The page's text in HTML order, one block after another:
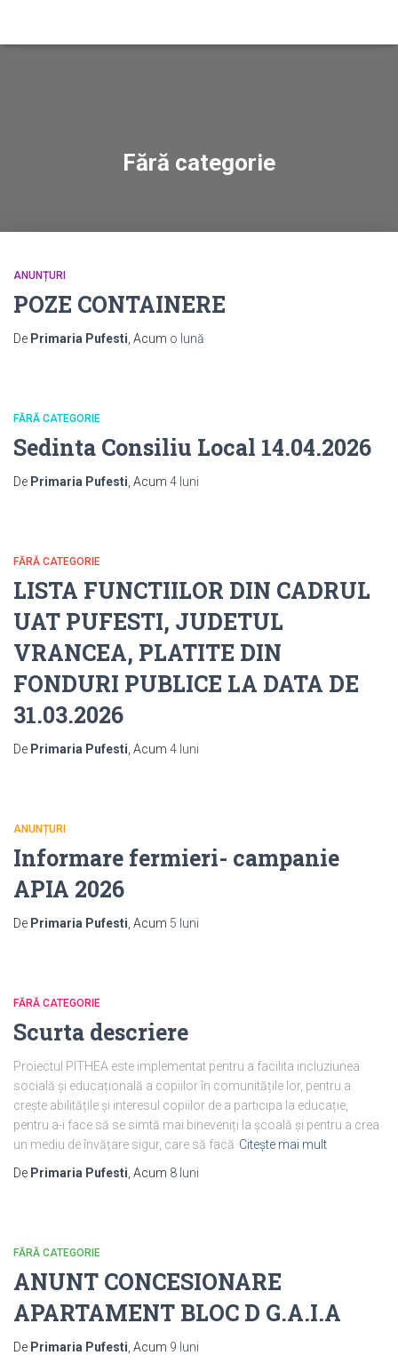
Fără categorie
ANUNȚURI
POZE CONTAINERE
De Primaria Pufesti , Acum o lună
FĂRĂ CATEGORIE
Sedinta Consiliu Local 14.04.2026
De Primaria Pufesti , Acum 4 luni
FĂRĂ CATEGORIE
LISTA FUNCTIILOR DIN CADRUL
UAT PUFESTI, JUDETUL
VRANCEA, PLATITE DIN
FONDURI PUBLICE LA DATA DE
31.03.2026
De Primaria Pufesti , Acum 4 luni
ANUNȚURI
Informare fermieri- campanie
APIA 2026
De Primaria Pufesti , Acum 5 luni
FĂRĂ CATEGORIE
Scurta descriere
Proiectul PITHEA este implementat pentru a facilita incluziunea
socială și educațională a copiilor în comunitățile lor, pentru a
crește abilitățile și interesul copiilor de a participa la educație,
pentru a-i face să se simtă mai bineveniți la școală și pentru a crea
un mediu de învățare sigur, care să facă Citește mai mult
De Primaria Pufesti , Acum 8 luni
FĂRĂ CATEGORIE
ANUNT CONCESIONARE
APARTAMENT BLOC D G.A.I.A
De Primaria Pufesti , Acum 9 luni